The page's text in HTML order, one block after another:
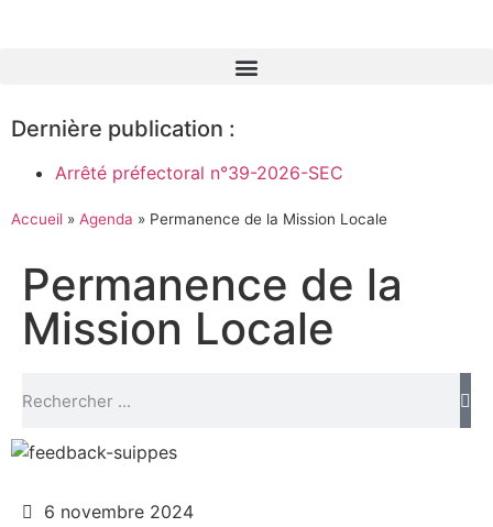
Dernière publication :
Arrêté préfectoral n°39-2026-SEC
Accueil » Agenda » Permanence de la Mission Locale
Permanence de la
Mission Locale
6 novembre 2024